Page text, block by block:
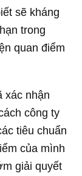
sẽ kháng
trong
quan điểm
xác nhận
công ty
tiêu chuẩn
của mình
giải quyết